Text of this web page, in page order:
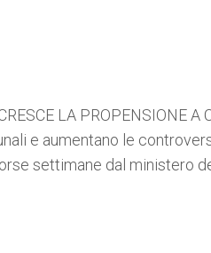
LA PROPENSIONE A
e aumentano le
settimane dal ministero